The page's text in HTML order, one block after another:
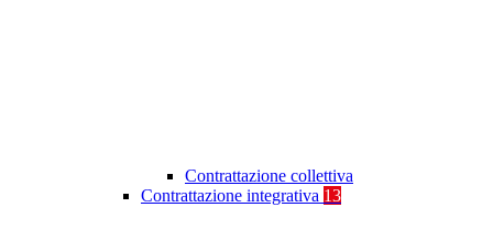
Contrattazione collettiva
Contrattazione integrativa 13